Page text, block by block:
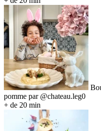
pomme par @chateau.leg0
+ de 20 min